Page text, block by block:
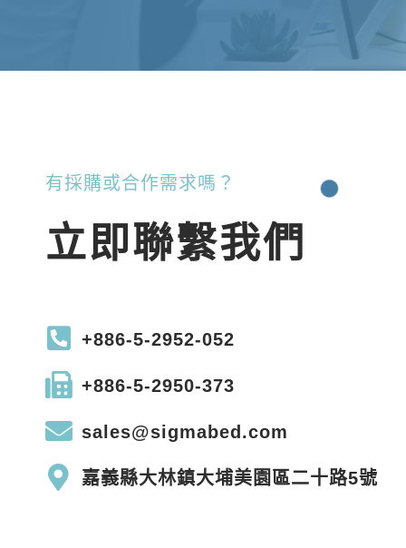
有採購或合作需求嗎？
立即聯繫我們
+886-5-2952-052
+886-5-2950-373
sales@sigmabed.com
嘉義縣大林鎮大埔美園區二十路5號